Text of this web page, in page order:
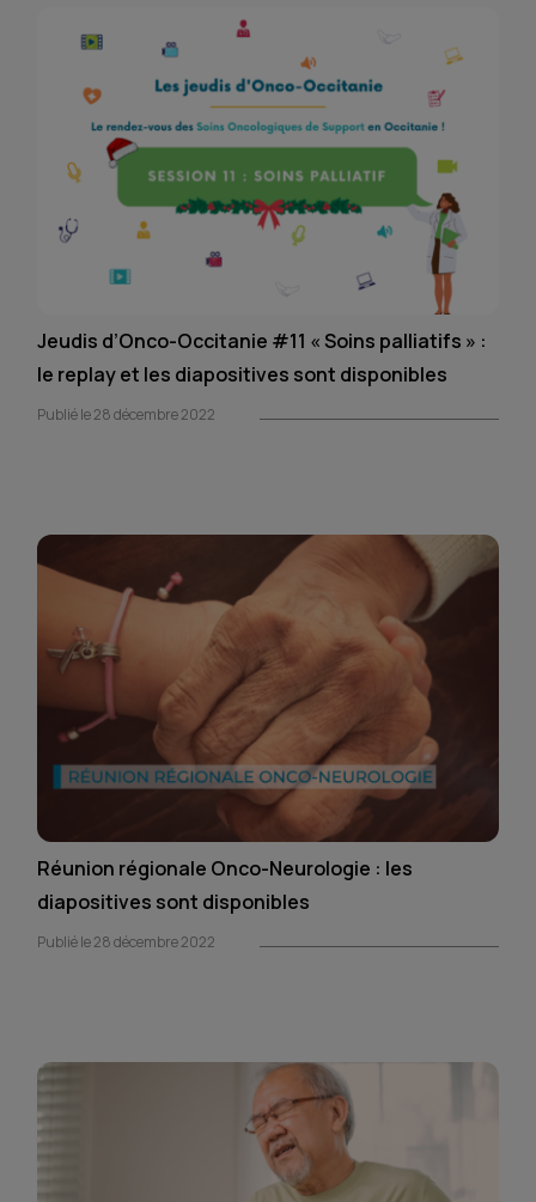
Jeudis d’Onco-Occitanie #11 « Soins palliatifs » :
le replay et les diapositives sont disponibles
Publié le 28 décembre 2022
Réunion régionale Onco-Neurologie : les
diapositives sont disponibles
Publié le 28 décembre 2022